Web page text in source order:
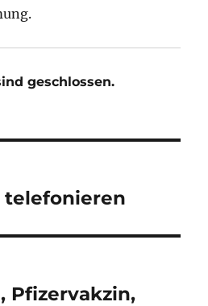
geschlossen.
Pfizervakzin,